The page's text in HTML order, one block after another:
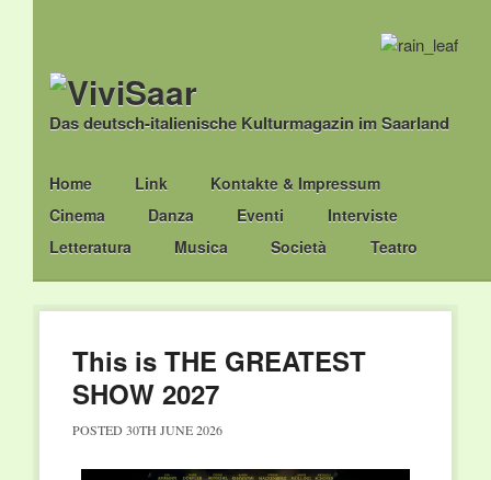
Das deutsch-italienische Kulturmagazin im Saarland
Main menu
Skip
to
content
Home Link
Kontakte & Impressum
Cinema
Danza Eventi
Interviste
Letteratura
Musica Società Teatro
This is THE GREATEST
SHOW 2027
POSTED 30TH JUNE 2026